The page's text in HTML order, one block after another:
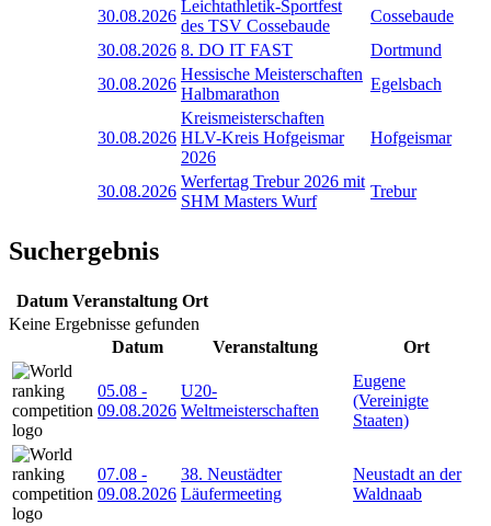
30.08.2026
Leichtathletik-Sportfest
des TSV Cossebaude
Cossebaude
30.08.2026 8. DO IT FAST
Dortmund
30.08.2026
Hessische Meisterschaften
Halbmarathon
Egelsbach
30.08.2026
Kreismeisterschaften
HLV-Kreis Hofgeismar
2026
Hofgeismar
30.08.2026
Werfertag Trebur 2026 mit
SHM Masters Wurf
Trebur
Suchergebnis
Datum Veranstaltung Ort
Keine Ergebnisse gefunden
Datum
Veranstaltung Ort
05.08 -
09.08.2026
U20-
Weltmeisterschaften
Eugene
(Vereinigte
Staaten)
07.08 -
09.08.2026
38. Neustädter
Läufermeeting
Neustadt an der
Waldnaab